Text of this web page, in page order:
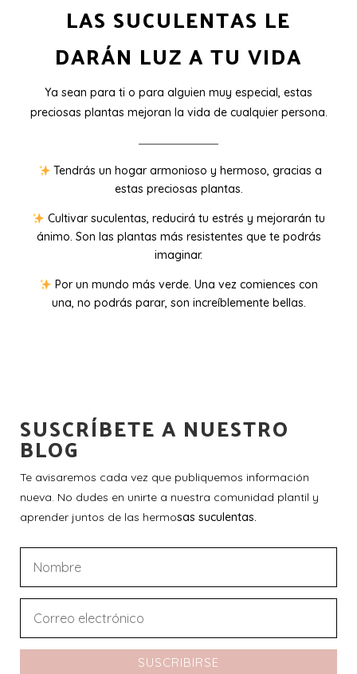
LAS SUCULENTAS LE
DARÁN LUZ A TU VIDA
Ya sean para ti o para alguien muy especial, estas
preciosas plantas mejoran la vida de cualquier persona.
Tendrás un hogar armonioso y hermoso, gracias a
estas preciosas plantas.
Cultivar suculentas, reducirá tu estrés y mejorarán tu
ánimo. Son las plantas más resistentes que te podrás
imaginar.
Por un mundo más verde. Una vez comiences con
una, no podrás parar, son increíblemente bellas.
SUSCRÍBETE A NUESTRO
BLOG
Te avisaremos cada vez que publiquemos información
nueva. No dudes en unirte a nuestra comunidad plantil y
aprender juntos de las hermosas suculentas.
SUSCRIBIRSE